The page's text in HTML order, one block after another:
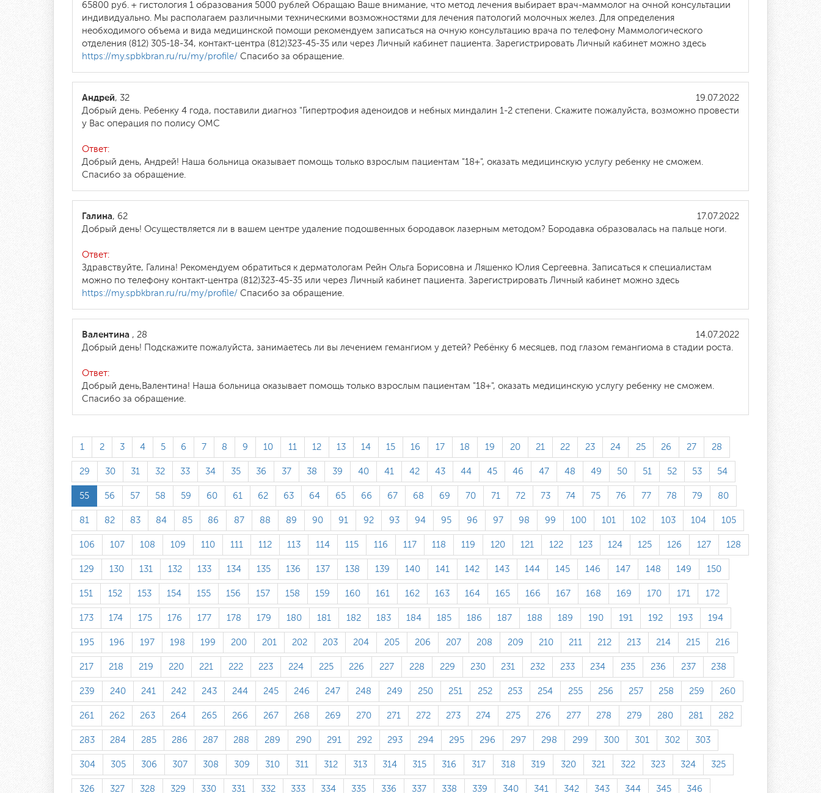
65800 руб. + гистология 1 образования 5000 рублей Обращаю Ваше внимание, что метод лечения выбирает врач-маммолог на очной консультации
индивидуально. Мы располагаем различными техническими возможностями для лечения патологий молочных желез. Для определения
необходимого объема и вида медицинской помощи рекомендуем записаться на очную консультацию врача по телефону Маммологического
отделения (812) 305-18-34, контакт-центра (812)323-45-35 или через Личный кабинет пациента. Зарегистрировать Личный кабинет можно здесь
https://my.spbkbran.ru/ru/my/profile/ Спасибо за обращение.
19.07.2022
Андрей, 32
Добрый день. Ребенку 4 года, поставили диагноз "Гипертрофия аденоидов и небных миндалин 1-2 степени. Скажите пожалуйста, возможно провести
у Вас операция по полису ОМС
Ответ:
Добрый день, Андрей! Наша больница оказывает помощь только взрослым пациентам "18+", оказать медицинскую услугу ребенку не сможем.
Спасибо за обращение.
17.07.2022
Галина, 62
Добрый день! Осуществляется ли в вашем центре удаление подошвенных бородавок лазерным методом? Бородавка образовалась на пальце ноги.
Ответ:
Здравствуйте, Галина! Рекомендуем обратиться к дерматологам Рейн Ольга Борисовна и Ляшенко Юлия Сергеевна. Записаться к специалистам
можно по телефону контакт-центра (812)323-45-35 или через Личный кабинет пациента. Зарегистрировать Личный кабинет можно здесь
https://my.spbkbran.ru/ru/my/profile/ Спасибо за обращение.
14.07.2022
Валентина , 28
Добрый день! Подскажите пожалуйста, занимаетесь ли вы лечением гемангиом у детей? Ребёнку 6 месяцев, под глазом гемангиома в стадии роста.
Ответ:
Добрый день,Валентина! Наша больница оказывает помощь только взрослым пациентам "18+", оказать медицинскую услугу ребенку не сможем.
Спасибо за обращение.
1 2 3 4 5 6 7 8 9 10 11 12 13 14 15 16 17 18 19 20 21 22 23 24 25 26 27 28
29 30 31 32 33 34 35 36 37 38 39 40 41 42 43 44 45 46 47 48 49 50 51 52 53 54
55 56 57 58 59 60 61 62 63 64 65 66 67 68 69 70 71 72 73 74 75 76 77 78 79 80
81 82 83 84 85 86 87 88 89 90 91 92 93 94 95 96 97 98 99 100 101 102 103 104 105
106 107 108 109 110 111 112 113 114 115 116 117 118 119 120 121 122 123 124 125 126 127 128
129 130 131 132 133 134 135 136 137 138 139 140 141 142 143 144 145 146 147 148 149 150
151 152 153 154 155 156 157 158 159 160 161 162 163 164 165 166 167 168 169 170 171 172
173 174 175 176 177 178 179 180 181 182 183 184 185 186 187 188 189 190 191 192 193 194
195 196 197 198 199 200 201 202 203 204 205 206 207 208 209 210 211 212 213 214 215 216
217 218 219 220 221 222 223 224 225 226 227 228 229 230 231 232 233 234 235 236 237 238
239 240 241 242 243 244 245 246 247 248 249 250 251 252 253 254 255 256 257 258 259 260
261 262 263 264 265 266 267 268 269 270 271 272 273 274 275 276 277 278 279 280 281 282
283 284 285 286 287 288 289 290 291 292 293 294 295 296 297 298 299 300 301 302 303
304 305 306 307 308 309 310 311 312 313 314 315 316 317 318 319 320 321 322 323 324 325
326 327 328 329 330 331 332 333 334 335 336 337 338 339 340 341 342 343 344 345 346